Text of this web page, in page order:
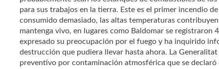
para sus trabajos en la tierra. Este es el primer incendio
consumido demasiado, las altas temperaturas
mantenga vivo, en lugares como Baldomar se registraron
expresado su preocupación por el fuego y ha inquirido
destrucción que pudiera llevar hasta ahora. La
preventivo por contaminación atmosférica que se declaró